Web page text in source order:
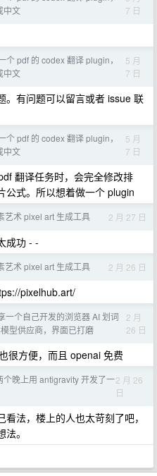
中文
7 日
个 pdf 的 codex 翻译 plugin，
中文
5 月
7 日
。有问题可以留言或者 issue 联
个 pdf 的 codex 翻译 plugin，
中文
5 月
7 日
翻译任务时，会完全修改排
公式。所以想着做一个 plugin
艺术 pixel art 生成工具 2 月 27 日
成功 - -
艺术 pixel art 生成工具 2 月 26 日
pixelhub.art/
一个自己开发的浏览器 AI 划词
型供应商，界面已打磨
2 月
26 日
很方便，而且 openai 免费
个晚上用 antigravity 开发了一2 月 26
日
法，楼上的人也太苛刻了吧，
。